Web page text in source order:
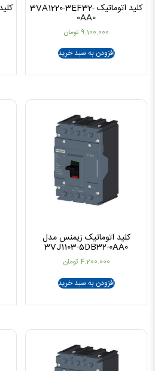
کلید اتوماتیک 3VA1220-3EF32-
0AA0
9.100.000 تومان
افزودن به سبد خرید
کلید اتوماتیک زیمنس مدل
3VJ1103-5DB32-0AA0
4.200.000 تومان
افزودن به سبد خرید